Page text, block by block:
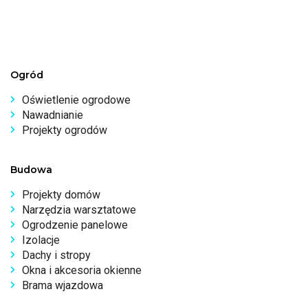
Ogród
Oświetlenie ogrodowe
Nawadnianie
Projekty ogrodów
Budowa
Projekty domów
Narzędzia warsztatowe
Ogrodzenie panelowe
Izolacje
Dachy i stropy
Okna i akcesoria okienne
Brama wjazdowa